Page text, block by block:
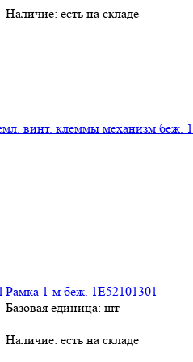
Наличие: есть на складе
Рамка 1-м беж. 1E52101301
Базовая единица: шт
Наличие: есть на складе